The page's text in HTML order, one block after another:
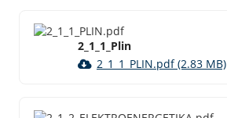
2_1_1_Plin
2_1_1_PLIN.pdf (2.83 MB)